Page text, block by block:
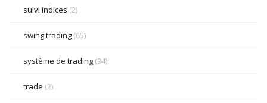
suivi indices (2)
swing trading (65)
système de trading (94)
trade (2)